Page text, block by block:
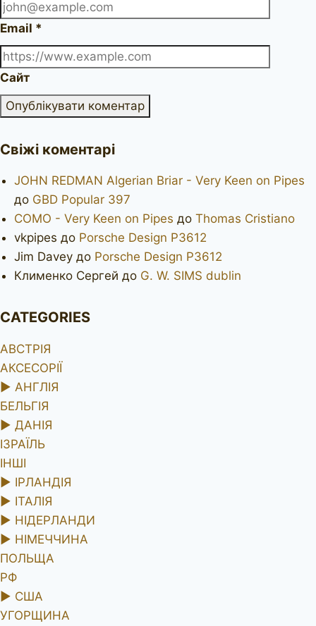
Email *
Сайт
Свіжі коментарі
JOHN REDMAN Algerian Briar - Very Keen on Pipes
до GBD Popular 397
COMO - Very Keen on Pipes до Thomas Cristiano
vkpipes до Porsche Design P3612
Jim Davey до Porsche Design P3612
Клименко Сергей до G. W. SIMS dublin
CATEGORIES
АВСТРІЯ
АКСЕСОРІЇ
► АНГЛІЯ
БЕЛЬГІЯ
► ДАНІЯ
ІЗРАЇЛЬ
ІНШІ
► ІРЛАНДІЯ
► ІТАЛІЯ
► НІДЕРЛАНДИ
► НІМЕЧЧИНА
ПОЛЬЩА
РФ
► США
УГОРЩИНА